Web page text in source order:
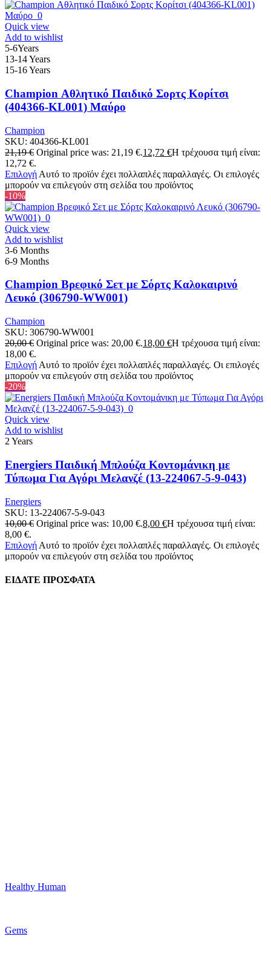
Quick view
Add to wishlist
5-6Years
13-14 Years
15-16 Years
Champion Αθλητικό Παιδικό Σορτς Κορίτσι
(404366-KL001) Μαύρο
Champion
SKU: 404366-KL001
21,19€ Original price was: 21,19 €.12,72 €Η τρέχουσα τιμή είναι:
12,72 €.
Επιλογή Αυτό το προϊόν έχει πολλαπλές παραλλαγές. Οι επιλογές
μπορούν να επιλεγούν στη σελίδα του προϊόντος
-10%
Quick view
Add to wishlist
3-6 Months
6-9 Months
Champion Βρεφικό Σετ με Σόρτς Καλοκαιρινό
Λευκό (306790-WW001)
Champion
SKU: 306790-WW001
20,00€ Original price was: 20,00 €.18,00 €Η τρέχουσα τιμή είναι:
18,00 €.
Επιλογή Αυτό το προϊόν έχει πολλαπλές παραλλαγές. Οι επιλογές
μπορούν να επιλεγούν στη σελίδα του προϊόντος
-20%
Quick view
Add to wishlist
2 Years
Energiers Παιδική Μπλούζα Κοντομάνικη με
Τύπωμα Για Αγόρι Μελανζέ (13-224067-5-9-043)
Energiers
SKU: 13-224067-5-9-043
10,00€ Original price was: 10,00 €.8,00 €Η τρέχουσα τιμή είναι:
8,00 €.
Επιλογή Αυτό το προϊόν έχει πολλαπλές παραλλαγές. Οι επιλογές
μπορούν να επιλεγούν στη σελίδα του προϊόντος
ΕΙΔΑΤΕ ΠΡΟΣΦΑΤΑ
Healthy Human
Gems